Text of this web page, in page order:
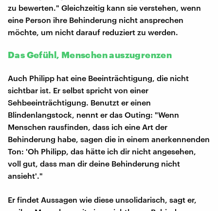
zu bewerten." Gleichzeitig kann sie verstehen, wenn
eine Person ihre Behinderung nicht ansprechen
möchte, um nicht darauf reduziert zu werden.
Das Gefühl, Menschen auszugrenzen
Auch Philipp hat eine Beeinträchtigung, die nicht
sichtbar ist. Er selbst spricht von einer
Sehbeeinträchtigung. Benutzt er einen
Blindenlangstock, nennt er das Outing: "Wenn
Menschen rausfinden, dass ich eine Art der
Behinderung habe, sagen die in einem anerkennenden
Ton: 'Oh Philipp, das hätte ich dir nicht angesehen,
voll gut, dass man dir deine Behinderung nicht
ansieht'."
Er findet Aussagen wie diese unsolidarisch, sagt er,